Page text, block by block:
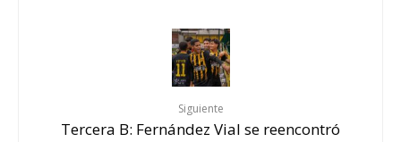
Siguiente
Tercera B: Fernández Vial se reencontró